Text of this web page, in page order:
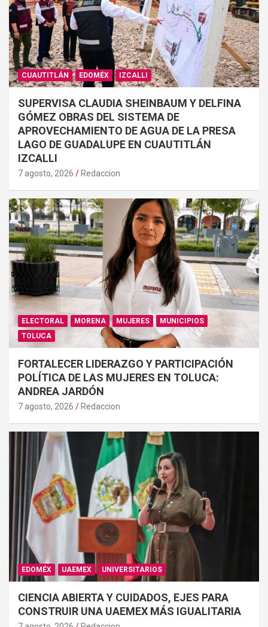
CUAUTITLÁN EDOMÉX IZCALLI
SUPERVISA CLAUDIA SHEINBAUM Y DELFINA
GÓMEZ OBRAS DEL SISTEMA DE
APROVECHAMIENTO DE AGUA DE LA PRESA
LAGO DE GUADALUPE EN CUAUTITLÁN
IZCALLI
7 agosto, 2026 Redaccion
ELECTORAL MORENA MUJERES
MUNICIPIOS
TOLUCA
FORTALECER LIDERAZGO Y PARTICIPACIÓN
POLÍTICA DE LAS MUJERES EN TOLUCA:
ANDREA JARDÓN
7 agosto, 2026 Redaccion
EDOMÉX UAEMEX UNIVERSITARIOS
CIENCIA ABIERTA Y CUIDADOS, EJES PARA
CONSTRUIR UNA UAEMEX MÁS IGUALITARIA